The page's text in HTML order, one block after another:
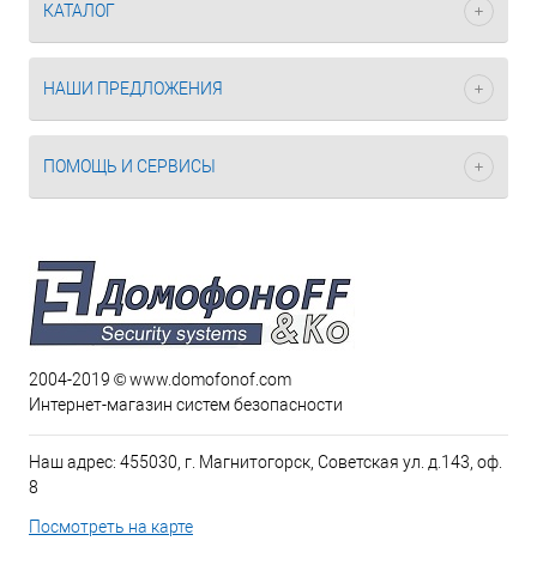
КАТАЛОГ
НАШИ ПРЕДЛОЖЕНИЯ
ПОМОЩЬ И СЕРВИСЫ
2004-2019 © www.domofonof.com
Интернет-магазин систем безопасности
Наш адрес: 455030, г. Магнитогорск, Советская ул. д.143, оф.
8
Посмотреть на карте